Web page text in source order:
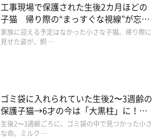
工事現場で保護された生後2カ月ほどの
子猫 帰り際の“まっすぐな視線”が忘れ
られず、家族の一員に
家族に迎える予定はなかった小さな子猫。帰り際に
見せた姿が、飼 …
ゴミ袋に入れられていた生後2〜3週齢の
保護子猫→6才の今は「大黒柱」に！
美しい黒猫に成長した姿にグッとくる
生後2〜3週齢ごろに、ゴミ袋の中で見つかった小さ
な命。ミルク …